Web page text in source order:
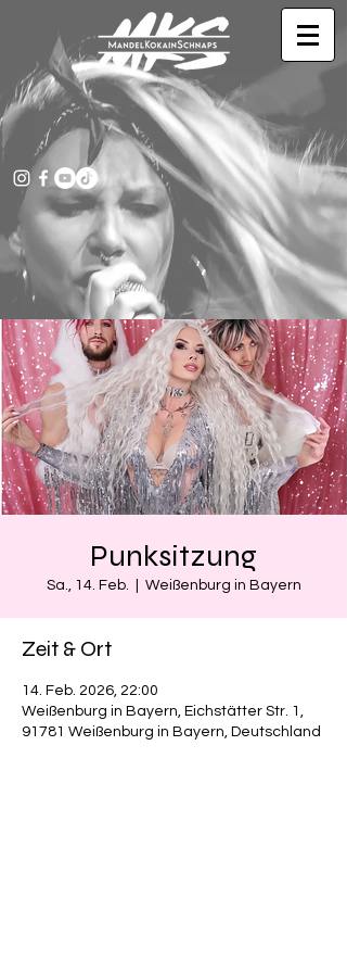
Punksitzung
Sa., 14. Feb. Weißenburg in Bayern
Zeit & Ort
14. Feb. 2026, 22:00
Weißenburg in Bayern, Eichstätter Str. 1,
91781 Weißenburg in Bayern, Deutschland